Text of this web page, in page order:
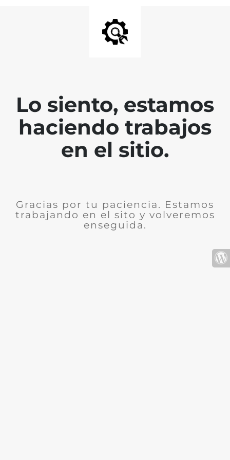
Lo siento, estamos
haciendo trabajos
en el sitio.
Gracias por tu paciencia. Estamos
trabajando en el sito y volveremos
enseguida.